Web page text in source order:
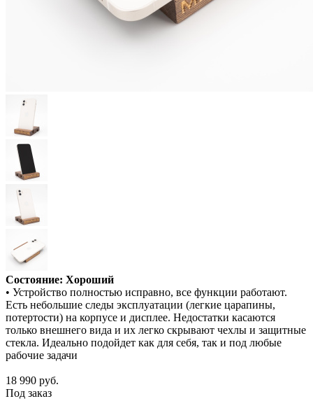
Состояние: Хороший
• Устройство полностью исправно, все функции работают.
Есть небольшие следы эксплуатации (легкие царапины,
потертости) на корпусе и дисплее. Недостатки касаются
только внешнего вида и их легко скрывают чехлы и защитные
стекла. Идеально подойдет как для себя, так и под любые
рабочие задачи
18 990 руб.
Под заказ